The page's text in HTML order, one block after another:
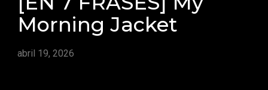
Morning Jacket
abril 19, 2026